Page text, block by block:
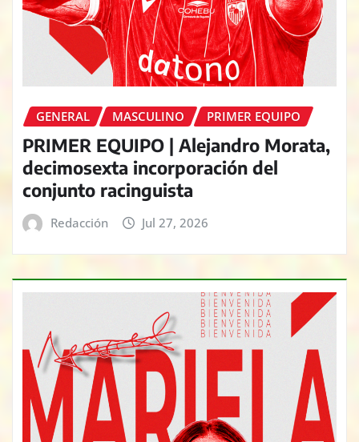
GENERAL MASCULINO PRIMER EQUIPO
PRIMER EQUIPO | Alejandro Morata,
decimosexta incorporación del
conjunto racinguista
Redacción Jul 27, 2026